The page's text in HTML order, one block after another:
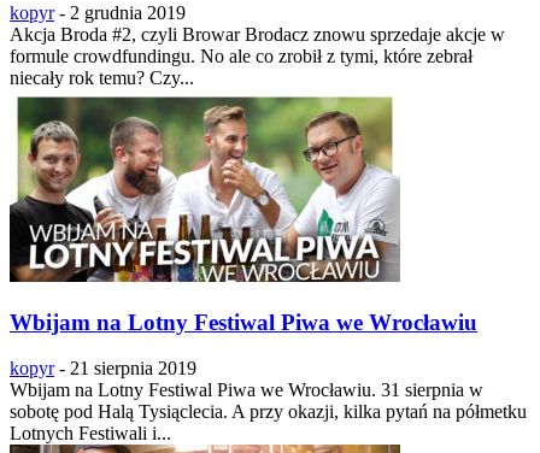
kopyr - 2 grudnia 2019
Akcja Broda #2, czyli Browar Brodacz znowu sprzedaje akcje w
formule crowdfundingu. No ale co zrobił z tymi, które zebrał
niecały rok temu? Czy...
Wbijam na Lotny Festiwal Piwa we Wrocławiu
kopyr - 21 sierpnia 2019
Wbijam na Lotny Festiwal Piwa we Wrocławiu. 31 sierpnia w
sobotę pod Halą Tysiąclecia. A przy okazji, kilka pytań na półmetku
Lotnych Festiwali i...